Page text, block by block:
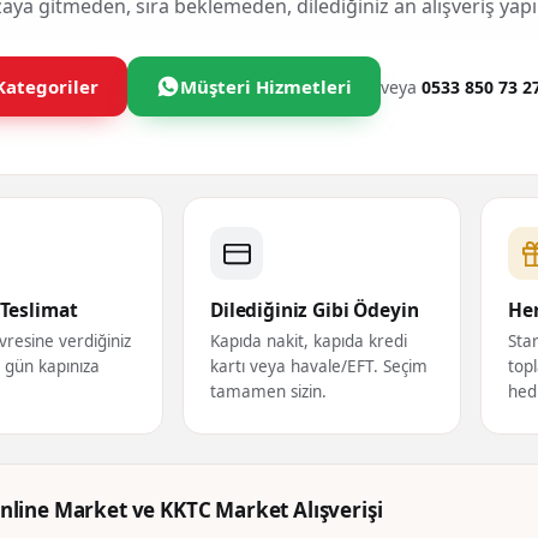
gitmeden, sıra beklemeden, dilediğiniz an alışveriş
Müşteri Hizmetleri veya 0533 850 73
verdiğiniz
kapınıza
Dilediğiniz Gibi Ödeyin
Kapıda nakit, kapıda kredi
kartı veya havale/EFT. Seçim
tamamen sizin.
Market ve KKTC Market Alışverişi